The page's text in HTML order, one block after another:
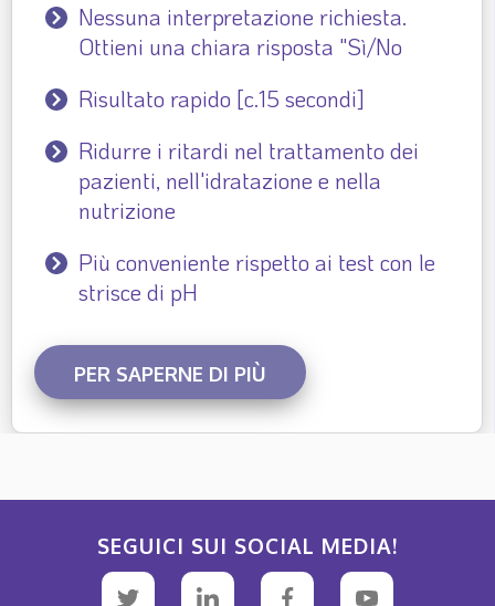
Nessuna interpretazione richiesta.
Ottieni una chiara risposta "Sì/No
Risultato rapido [c.15 secondi]
Ridurre i ritardi nel trattamento dei
pazienti, nell'idratazione e nella
nutrizione
Più conveniente rispetto ai test con le
strisce di pH
PER SAPERNE DI PIÙ
SEGUICI SUI SOCIAL MEDIA!